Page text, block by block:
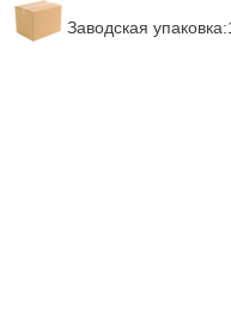
Заводская